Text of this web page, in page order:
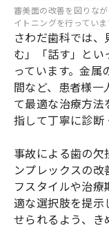
審美面の改善を図りな
イトニングを行っていま
さわだ歯科では
む」「話す」と
っています。金
間など、患者様
て最適な治療方
指して丁寧に診断
事故による歯の欠
ンプレックスの
フスタイルや治
適な選択肢を提示
せられるよう、き